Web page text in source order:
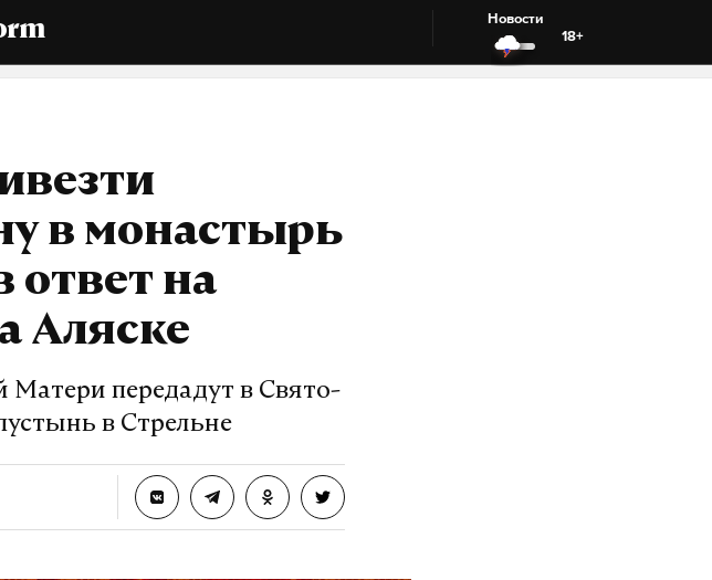
Новости
18+
в монастырь
ответ на
Аляске
передадут в Свято-
в Стрельне